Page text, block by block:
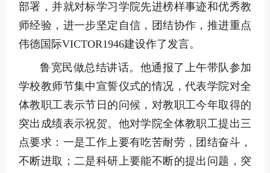
部署，并就对标学习学院先进榜样事迹和优秀教
师经验，进一步坚定自信，团结协作，推进重点
伟德国际VICTOR1946建设作了发言。
鲁宽民做总结讲话。他通报了上午带队参加
学校教师节集中宣誓仪式的情况，代表学院对全
体教职工表示节日的问候，对教职工今年取得的
突出成绩表示祝贺。他对学院全体教职工提出三
点要求：一是工作上要有吃苦耐劳，团结奋斗，
不断进取；二是科研上要能不断的提出问题，突